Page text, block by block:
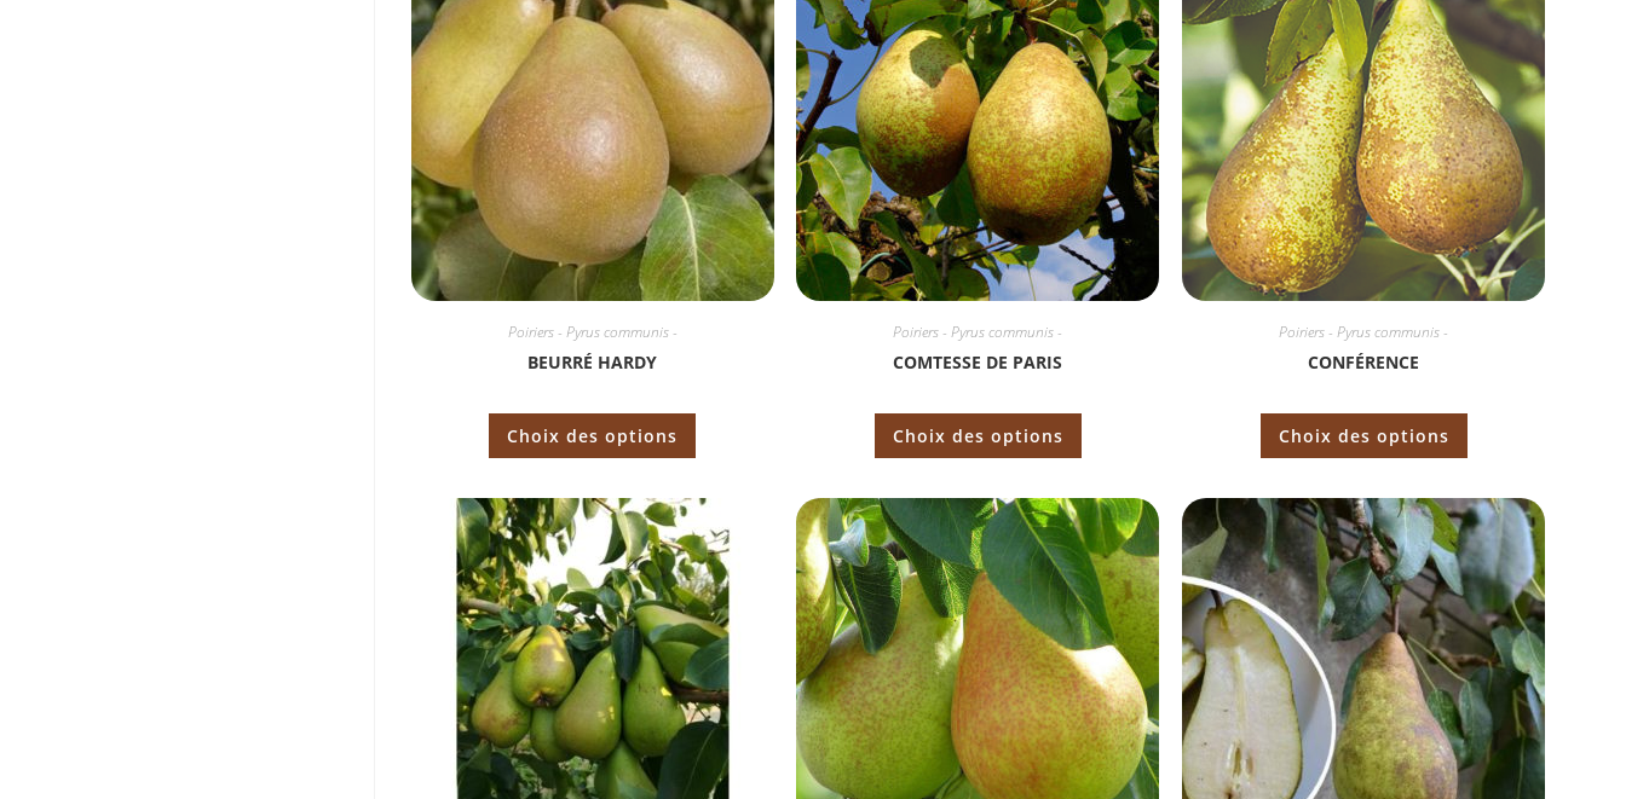
Poiriers - Pyrus communis -
BEURRÉ HARDY
Choix des options
Poiriers - Pyrus communis -
COMTESSE DE PARIS
Choix des options
Poiriers - Pyrus communis -
CONFÉRENCE
Choix des options